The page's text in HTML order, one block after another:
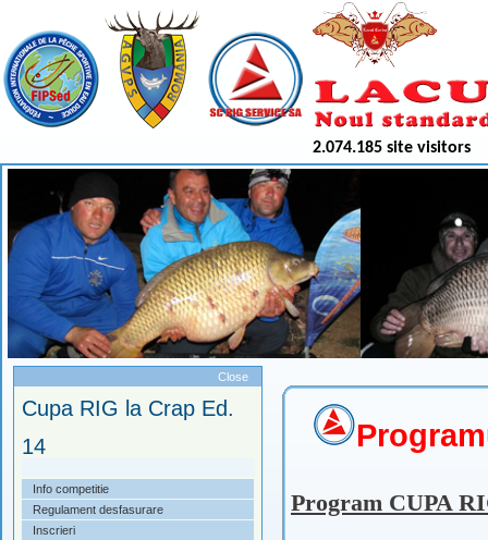
2.074.185 site visitors
Close
Cupa RIG la Crap Ed.
14
Info competitie
Regulament desfasurare
Inscrieri
Program CUPA